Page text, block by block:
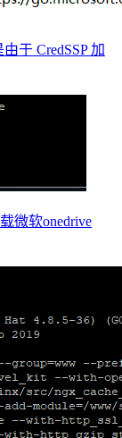
于 CredSSP 加
微软onedrive